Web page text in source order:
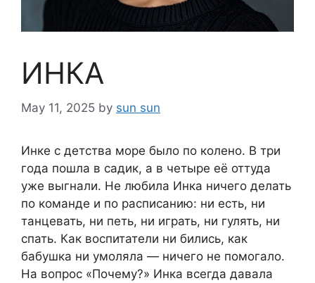
ИНКА
May 11, 2025 by sun sun
Инке с детства море было по колено. В три
года пошла в садик, а в четыре её оттуда
уже выгнали. Не любила Инка ничего делать
по команде и по расписанию: ни есть, ни
танцевать, ни петь, ни играть, ни гулять, ни
спать. Как воспитатели ни бились, как
бабушка ни умоляла — ничего не помогало.
На вопрос «Почему?» Инка всегда давала